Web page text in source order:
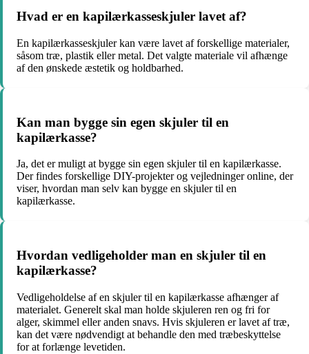
Hvad er en kapilærkasseskjuler lavet af?
En kapilærkasseskjuler kan være lavet af forskellige materialer,
såsom træ, plastik eller metal. Det valgte materiale vil afhænge
af den ønskede æstetik og holdbarhed.
Kan man bygge sin egen skjuler til en
kapilærkasse?
Ja, det er muligt at bygge sin egen skjuler til en kapilærkasse.
Der findes forskellige DIY-projekter og vejledninger online, der
viser, hvordan man selv kan bygge en skjuler til en
kapilærkasse.
Hvordan vedligeholder man en skjuler til en
kapilærkasse?
Vedligeholdelse af en skjuler til en kapilærkasse afhænger af
materialet. Generelt skal man holde skjuleren ren og fri for
alger, skimmel eller anden snavs. Hvis skjuleren er lavet af træ,
kan det være nødvendigt at behandle den med træbeskyttelse
for at forlænge levetiden.